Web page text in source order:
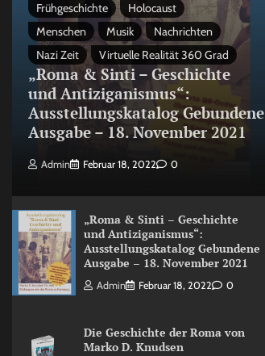
Frühgeschichte
Holocaust
Menschen
Musik
Nachrichten
Nazi Zeit
Virtuelle Realität 360 Grad
„Roma & Sinti – Geschichte
und Antiziganismus“:
Ausstellungskatalog Gebundene
Ausgabe – 18. November 2021
Admin Februar 18, 2022 0
„Roma & Sinti – Geschichte
und Antiziganismus“:
Ausstellungskatalog Gebundene
Ausgabe – 18. November 2021
Admin Februar 18, 2022 0
Die Geschichte der Roma von
Marko D. Knudsen